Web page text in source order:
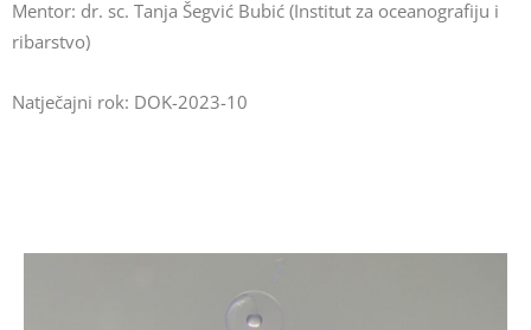
Mentor: dr. sc. Tanja Šegvić Bubić (Institut za oceanografiju i
ribarstvo)
Natječajni rok: DOK-2023-10